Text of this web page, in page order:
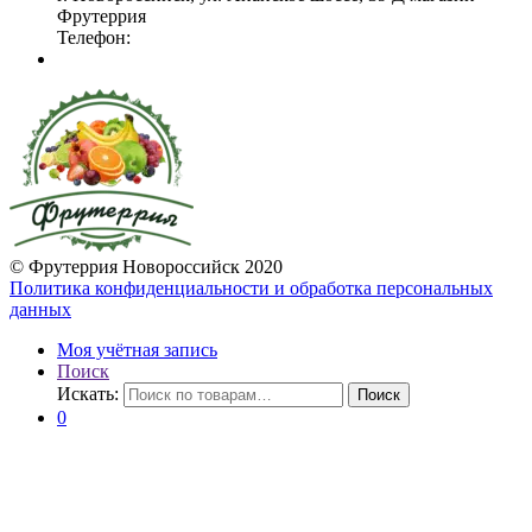
Фрутеррия
Телефон:
© Фрутеррия Новороссийск 2020
Политика конфиденциальности и обработка персональных
данных
Моя учётная запись
Поиск
Искать:
Поиск
0